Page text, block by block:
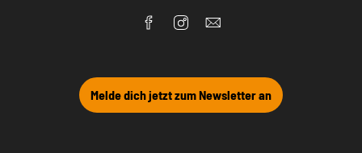
Melde dich jetzt zum Newsletter an